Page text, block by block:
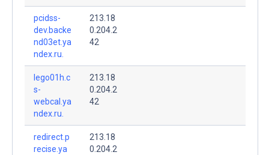
pcidss-
dev.backe
nd03et.ya
ndex.ru.
213.18
0.204.2
42
lego01h.c
s-
webcal.ya
ndex.ru.
213.18
0.204.2
42
redirect.p
recise.ya
213.18
0.204.2